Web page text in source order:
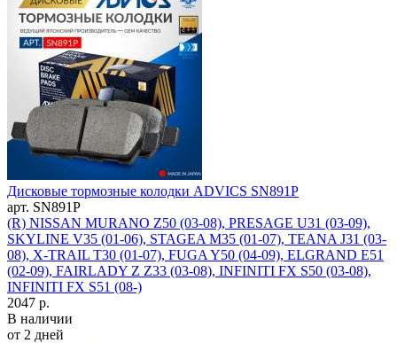
Дисковые тормозные колодки ADVICS SN891P
арт. SN891P
(R) NISSAN MURANO Z50 (03-08), PRESAGE U31 (03-09),
SKYLINE V35 (01-06), STAGEA M35 (01-07), TEANA J31 (03-
08), X-TRAIL T30 (01-07), FUGA Y50 (04-09), ELGRAND E51
(02-09), FAIRLADY Z Z33 (03-08), INFINITI FX S50 (03-08),
INFINITI FX S51 (08-)
2047 р.
В наличии
от 2 дней